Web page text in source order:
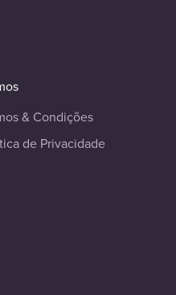
& Condições
de Privacidade